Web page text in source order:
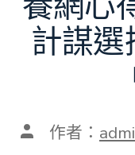
計謀選
文 作者：